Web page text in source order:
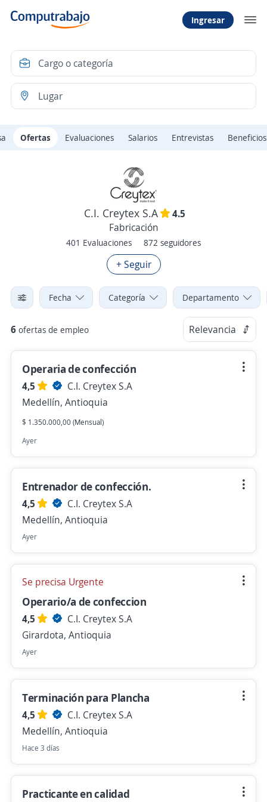
Ingresar
Ofertas Evaluaciones Salarios Entrevistas Beneficios
C.I. Creytex S.A
4.5
Fabricación
401 Evaluaciones 872 seguidores
+ Seguir
Fecha Categoría Departamento
6 ofertas de empleo Relevancia
Operaria de confección
4,5
C.I. Creytex S.A
Medellín, Antioquia
$ 1.350.000,00 (Mensual)
Ayer
Entrenador de confección.
4,5
C.I. Creytex S.A
Medellín, Antioquia
Ayer
Se precisa Urgente
Operario/a de confeccion
4,5
C.I. Creytex S.A
Girardota, Antioquia
Ayer
Terminación para Plancha
4,5
C.I. Creytex S.A
Medellín, Antioquia
Hace 3 días
Practicante en calidad